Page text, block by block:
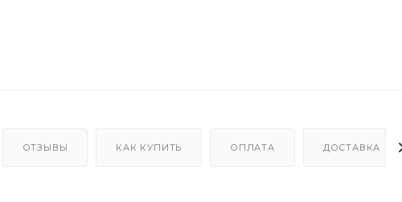
ОТЗЫВЫ КАК КУПИТЬ ОПЛАТА ДОСТАВКА